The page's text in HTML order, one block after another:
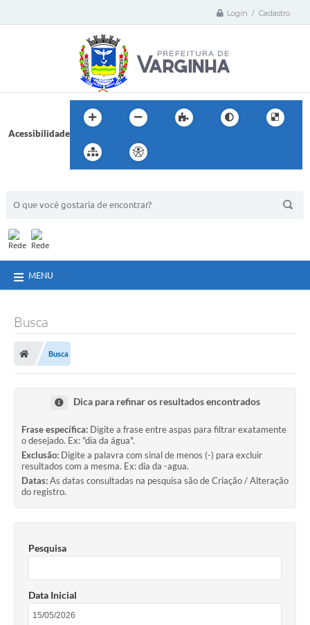
Login / Cadastro
Acessibilidade
MENU
Busca
Busca
Dica para refinar os resultados encontrados
Frase específica: Digite a frase entre aspas para filtrar exatamente
o desejado. Ex: "dia da água".
Exclusão: Digite a palavra com sinal de menos (-) para excluir
resultados com a mesma. Ex: dia da -agua.
Datas:As datas consultadas na pesquisa são de Criação / Alteração
do registro.
Pesquisa
Data Inicial